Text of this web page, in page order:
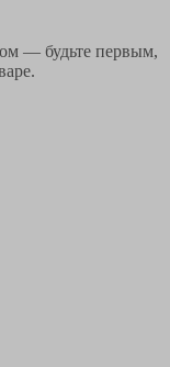
— будьте первым,